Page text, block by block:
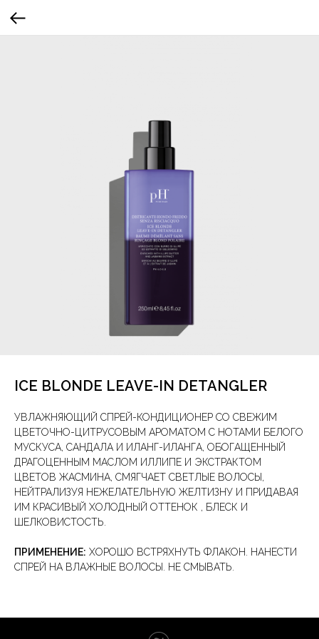
ICE BLONDE LEAVE-IN DETANGLER
УВЛАЖНЯЮЩИЙ СПРЕЙ-КОНДИЦИОНЕР СО СВЕЖИМ
ЦВЕТОЧНО-ЦИТРУСОВЫМ АРОМАТОМ С НОТАМИ БЕЛОГО
МУСКУСА, САНДАЛА И ИЛАНГ-ИЛАНГА, ОБОГАЩЕННЫЙ
ДРАГОЦЕННЫМ МАСЛОМ ИЛЛИПЕ И ЭКСТРАКТОМ
ЦВЕТОВ ЖАСМИНА, СМЯГЧАЕТ СВЕТЛЫЕ ВОЛОСЫ,
НЕЙТРАЛИЗУЯ НЕЖЕЛАТЕЛЬНУЮ ЖЕЛТИЗНУ И ПРИДАВАЯ
ИМ КРАСИВЫЙ ХОЛОДНЫЙ ОТТЕНОК , БЛЕСК И
ШЕЛКОВИСТОСТЬ.
ПРИМЕНЕНИЕ: ХОРОШО ВСТРЯХНУТЬ ФЛАКОН. НАНЕСТИ
СПРЕЙ НА ВЛАЖНЫЕ ВОЛОСЫ. НЕ СМЫВАТЬ.